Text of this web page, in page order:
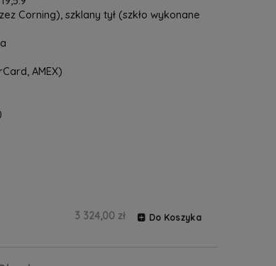
Corning), szklany tył (szkło wykonane
AMEX)
3 324,00 zł Do Koszyka